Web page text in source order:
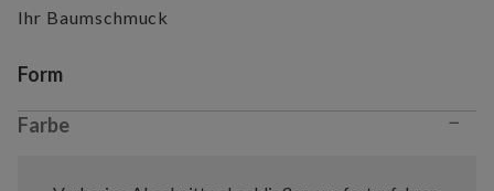
Ihr Baumschmuck
Variant selection
Form
Farbe −